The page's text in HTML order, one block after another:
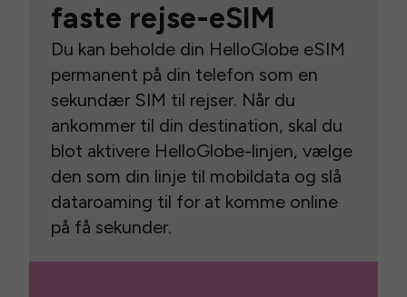
faste rejse-eSIM
Du kan beholde din HelloGlobe eSIM
permanent på din telefon som en
sekundær SIM til rejser. Når du
ankommer til din destination, skal du
blot aktivere HelloGlobe-linjen, vælge
den som din linje til mobildata og slå
dataroaming til for at komme online
på få sekunder.